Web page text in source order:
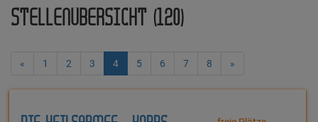
STELLENÜBERSICHT (120)
« 1 2 3 4 5 6 7 8 »